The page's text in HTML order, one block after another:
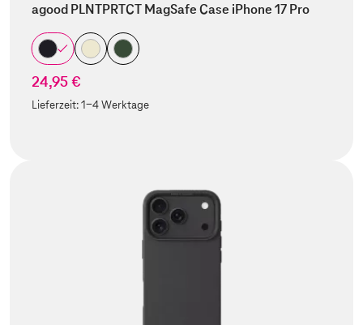
agood PLNTPRTCT MagSafe Case iPhone 17 Pro
24,95 €
Lieferzeit:1-4 Werktage